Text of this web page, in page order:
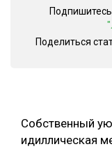
СУШКА
МЕБЕЛЬНОЕ
Собственный
идиллическая
Поделиться